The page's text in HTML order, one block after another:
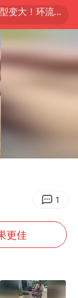
上半年我国机械工业经济运行稳中有进
买大牌
朱雨玲晋级WTT横滨冠军赛女单八强
美国将对多晶硅衍生品加征15%关税
”店
要降薪1000元
男子杀人后逃进深山21年活得像野人
OpenAI为免费用户升级GPT-5.6 Luna
1
更佳